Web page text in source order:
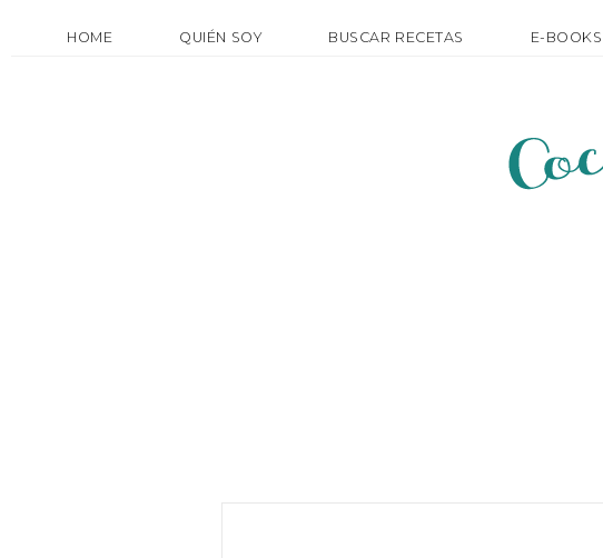
HOME QUIÉN SOY BUSCAR RECETAS E-BOOKS